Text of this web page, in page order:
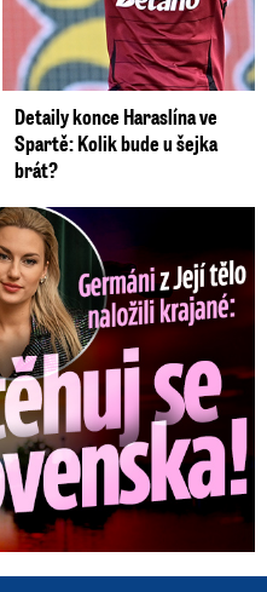
Detaily konce Haraslína ve
Spartě: Kolik bude u šejka
brát?
vzkázali jí krajané